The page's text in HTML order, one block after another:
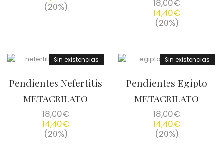
(20%)
18,00€
14,40€
(20%)
Sin existencias
Pendientes Nefertitis
METACRILATO
18,00€
14,40€
(20%)
Sin existencias
Pendientes Egipto
METACRILATO
18,00€
14,40€
(20%)